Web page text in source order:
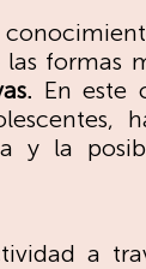
formas
En este
y la
a